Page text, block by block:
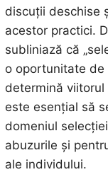
discuții deschise
acestor practici.
subliniază că
o oportunitate de
determină viitorul
este esențial să
domeniul
abuzurile și
ale individului.